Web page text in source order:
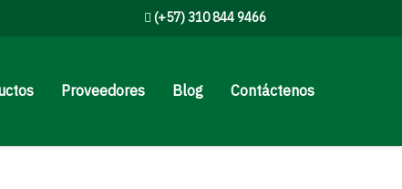
(+57) 310 844 9466
Proveedores Blog Contáctenos